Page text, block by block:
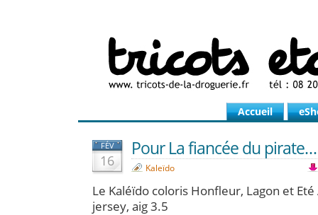
Accueil
FÉV
16
Pour La fiancée du pirate…
Kaleïdo
Le Kaléïdo coloris Honfleur, Lagon et
jersey, aig 3.5